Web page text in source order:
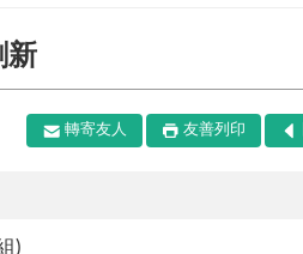
新
友善列印
轉寄友人
)